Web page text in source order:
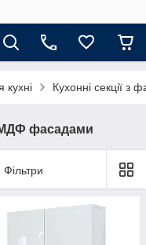
кухні Кухонні секції
МДФ фасадами
Фільтри